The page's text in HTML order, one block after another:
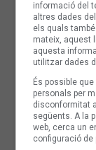
informació del
altres dades
els quals
mateix, aquest
aquesta
utilitzar dades
És possible
personals per
disconformitat
següents. A la
web, cerca un
configuració de